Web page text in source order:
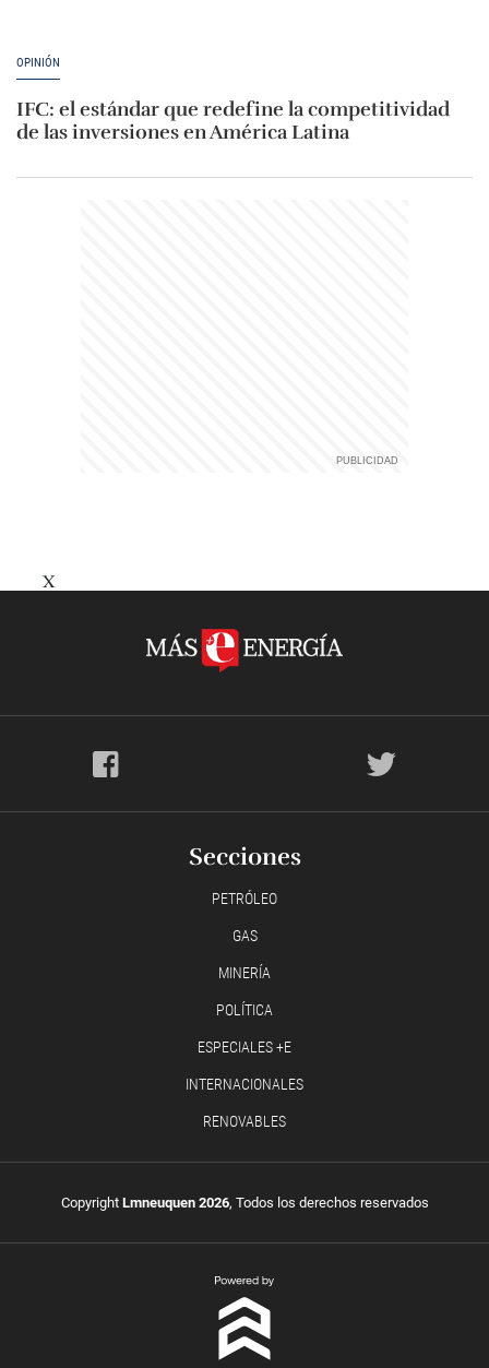
OPINIÓN
IFC: el estándar que redefine la competitividad
de las inversiones en América Latina
X
Secciones
PETRÓLEO
GAS
MINERÍA
POLÍTICA
ESPECIALES +E
INTERNACIONALES
RENOVABLES
Copyright Lmneuquen 2026, Todos los derechos reservados